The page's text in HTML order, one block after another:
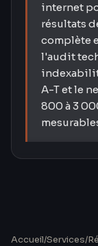
internet
résultats
complète
l'audit
A-T et le
800 à 3
Accueil/Services/